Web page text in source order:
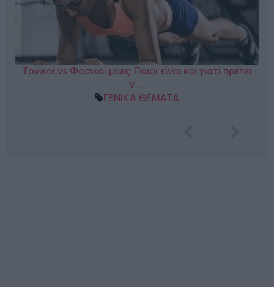
Τονικοί vs Φασικοί μύες: Ποιοι είναι και γιατί πρέπει
ν…
ΓΕΝΙΚΑ ΘΕΜΑΤΑ